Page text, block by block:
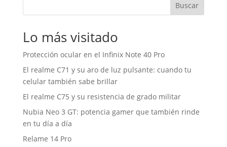
Buscar
Lo más visitado
Protección ocular en el Infinix Note 40 Pro
El realme C71 y su aro de luz pulsante: cuando tu
celular también sabe brillar
El realme C75 y su resistencia de grado militar
Nubia Neo 3 GT: potencia gamer que también rinde
en tu día a día
Relame 14 Pro